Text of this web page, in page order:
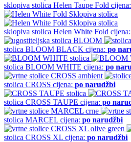
sklopiva stolica Helen Taupe Fold cijena:
sklopiva stolica Helen White Fold cijena:
stolica BLOOM BLACK cijena: po
stolica BLOOM WHITE cijena: po
stolica CROSS cijena: po narudžbi
stolica CROSS TAUPE cijena: po
stolica MARCEL cijena: po narudžbi
stolica CROSS XL cijena: po narudžbi